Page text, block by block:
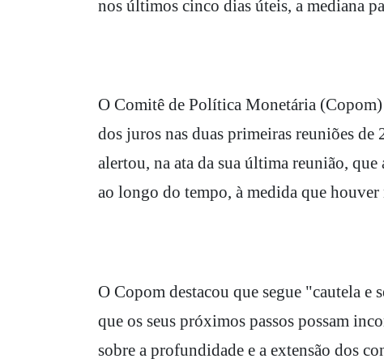
nos últimos cinco dias úteis, a mediana
O Comitê de Política Monetária
dos juros nas duas primeiras reuniões
alertou, na ata da sua última reunião,
ao longo do tempo, à medida que
O Copom destacou que segue "cautela
que os seus próximos passos possam
sobre a profundidade e a extensão dos